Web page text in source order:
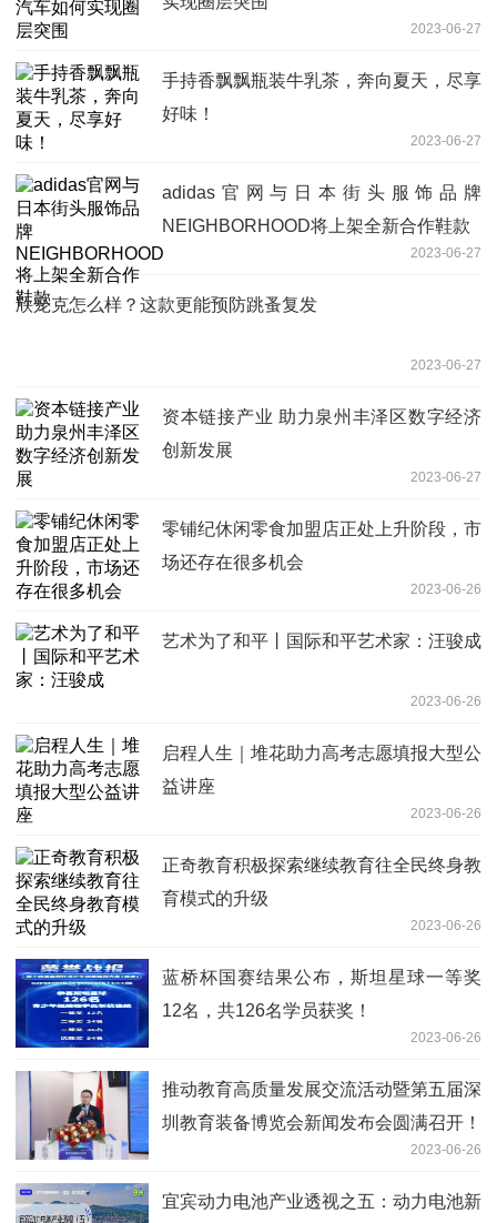
2023-06-27
手持香飘飘瓶装牛乳茶，奔向夏天，尽享
好味！
2023-06-27
adidas官网与日本街头服饰品牌
NEIGHBORHOOD将上架全新合作鞋款
2023-06-27
欣宠克怎么样？这款更能预防跳蚤复发
2023-06-27
资本链接产业 助力泉州丰泽区数字经济
创新发展
2023-06-27
零铺纪休闲零食加盟店正处上升阶段，市
场还存在很多机会
2023-06-26
艺术为了和平丨国际和平艺术家：汪骏成
2023-06-26
启程人生｜堆花助力高考志愿填报大型公
益讲座
2023-06-26
正奇教育积极探索继续教育往全民终身教
育模式的升级
2023-06-26
蓝桥杯国赛结果公布，斯坦星球一等奖
12名，共126名学员获奖！
2023-06-26
推动教育高质量发展交流活动暨第五届深
圳教育装备博览会新闻发布会圆满召开！
2023-06-26
宜宾动力电池产业透视之五：动力电池新